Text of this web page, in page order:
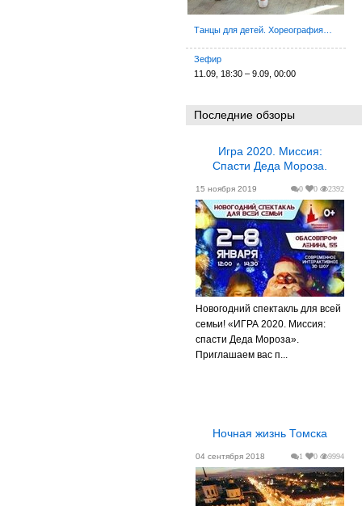
Танцы для детей. Хореография…
Зефир
11.09, 18:30 – 9.09, 00:00
Последние обзоры
Игра 2020. Миссия:
Спасти Деда Мороза.
0 0 2392
15 ноября 2019
Новогодний спектакль для всей
семьи! «ИГРА 2020. Миссия:
спасти Деда Мороза».
Приглашаем вас п...
Ночная жизнь Томска
1 0 9994
04 сентября 2018